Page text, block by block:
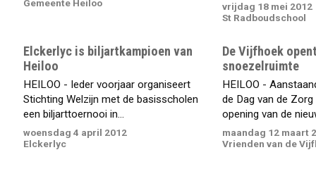
Gemeente Heiloo
vrijdag 18 mei 2012
St Radboudschool
Elckerlyc is biljartkampioen van
Heiloo
HEILOO - Ieder voorjaar organiseert
Stichting Welzijn met de basisscholen
een biljarttoernooi in...
woensdag 4 april 2012
Elckerlyc
De Vijfhoek
snoezelruimte
HEILOO -
de Dag van de
opening van de
maandag 12 maart
Vrienden van de